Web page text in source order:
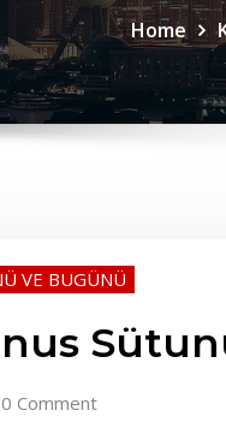
Home
VE BUGÜNÜ
0 Comment